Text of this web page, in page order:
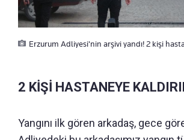
Erzurum Adliyesi'nin arşivi yandı! 2 kişi
2 KİŞİ HASTANEYE
Yangını ilk gören arkadaş, gece